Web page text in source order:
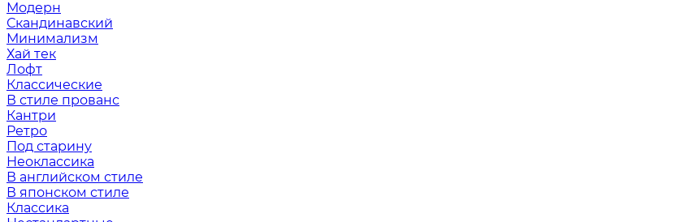
Модерн
Скандинавский
Минимализм
Хай тек
Лофт
Классические
В стиле прованс
Кантри
Ретро
Под старину
Неоклассика
В английском стиле
В японском стиле
Классика